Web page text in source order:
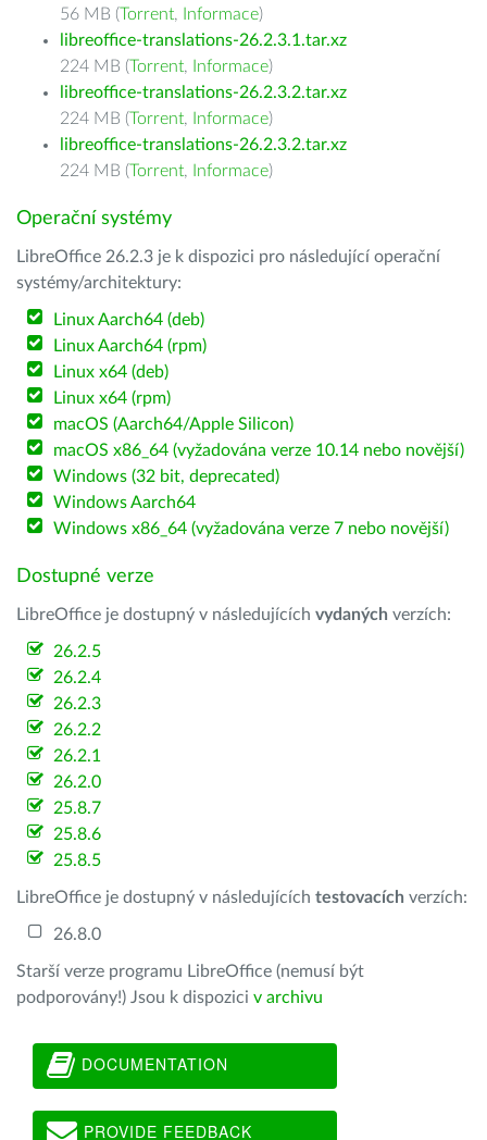
56 MB (Torrent, Informace)
libreoffice-translations-26.2.3.1.tar.xz
224 MB (Torrent, Informace)
libreoffice-translations-26.2.3.2.tar.xz
224 MB (Torrent, Informace)
libreoffice-translations-26.2.3.2.tar.xz
224 MB (Torrent, Informace)
Operační systémy
LibreOffice 26.2.3 je k dispozici pro následující operační
systémy/architektury:
Linux Aarch64 (deb)
Linux Aarch64 (rpm)
Linux x64 (deb)
Linux x64 (rpm)
macOS (Aarch64/Apple Silicon)
macOS x86_64 (vyžadována verze 10.14 nebo novější)
Windows (32 bit, deprecated)
Windows Aarch64
Windows x86_64 (vyžadována verze 7 nebo novější)
Dostupné verze
LibreOffice je dostupný v následujících vydaných verzích:
26.2.5
26.2.4
26.2.3
26.2.2
26.2.1
26.2.0
25.8.7
25.8.6
25.8.5
LibreOffice je dostupný v následujících testovacích verzích:
26.8.0
Starší verze programu LibreOffice (nemusí být
podporovány!) Jsou k dispozici v archivu
DOCUMENTATION
PROVIDE FEEDBACK